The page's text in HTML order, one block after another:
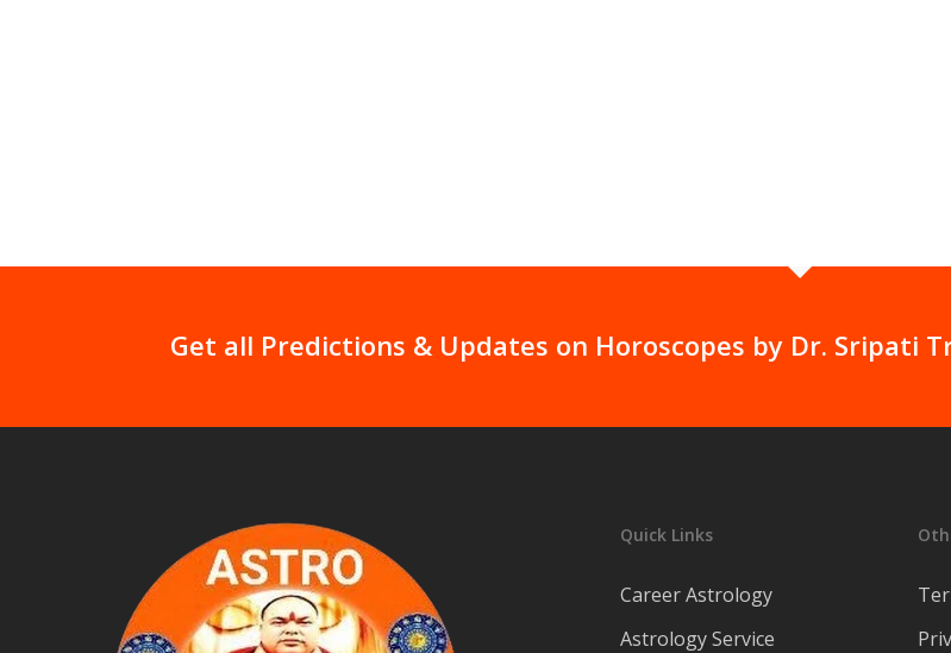
Get all Predictions & Updates on Horoscopes by Dr. Sripati
Quick Links
Career Astrology
Astrology Service